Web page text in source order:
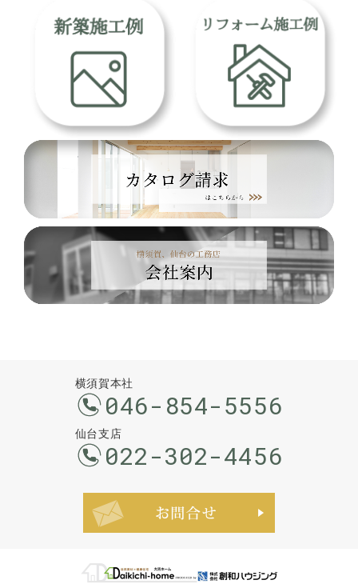
横須賀本社
046-854-5556
仙台支店
022-302-4456